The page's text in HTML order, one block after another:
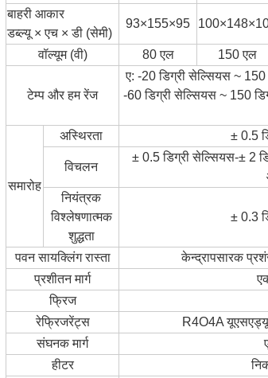
बाहरी आकार
डब्ल्यू × एच × डी (सेमी)
93×155×95
वॉल्यूम (वी) 80 एल 150 एल
टेम्प और हम रेंज
ए: -20 डिग्री सेल्सियस ~ 150
-60 डिग्री सेल्सियस ~ 150
समारोह
अस्थिरता ± 0.5
विचलन
± 0.5 डिग्री सेल्सियस-± 2
नियंत्रक
विश्लेषणात्मक
शुद्धता
± 0.3
पवन सायक्लिंग रास्ता
केन्द्रापसारक
प्रशीतन मार्ग
फ्रिज
रेफ्रिजरेंट्स
R4O4A यूएसए
संघनक मार्ग
हीटर